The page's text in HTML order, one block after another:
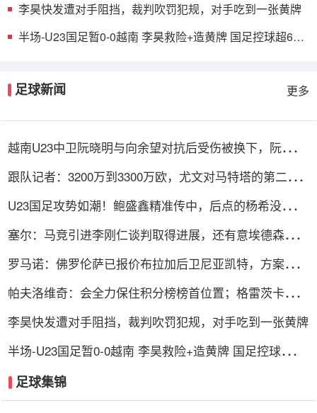
李昊快发遭对手阻挡，裁判吹罚犯规，对手吃到一张黄牌
半场-U23国足暂0-0越南 李昊救险+造黄牌 国足控球超6成
足球新闻 更多
越南U23中卫阮晓明与向余望对抗后受伤被换下，阮德英
跟队记者：3200万到3300万欧，尤文对马特塔的第二份
U23国足攻势如潮！鲍盛鑫精准传中，后点的杨希没有顶
塞尔：马竞引进李刚仁谈判取得进展，还有意埃德森和若
罗马诺：佛罗伦萨已报价布拉加后卫尼亚凯特，方案租借
帕夫洛维奇：会全力保住积分榜榜首位置；格雷茨卡是我
李昊快发遭对手阻挡，裁判吹罚犯规，对手吃到一张黄牌
半场-U23国足暂0-0越南 李昊救险+造黄牌 国足控球超6
足球集锦